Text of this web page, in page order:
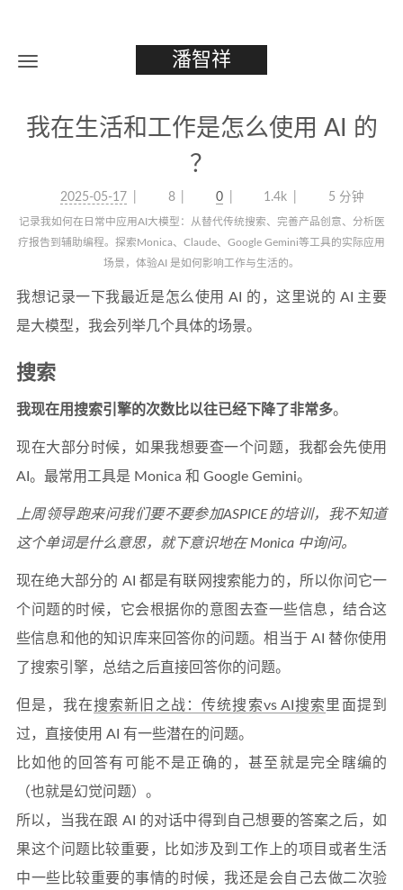
潘智祥
我在生活和工作是怎么使用 AI 的
？
2025-05-17 8 0 1.4k 5 分钟
记录我如何在日常中应用AI大模型：从替代传统搜索、完善产品创意、分析医
疗报告到辅助编程。探索Monica、Claude、Google Gemini等工具的实际应用
场景，体验AI 是如何影响工作与生活的。
我想记录一下我最近是怎么使用 AI 的，这里说的 AI 主要
是大模型，我会列举几个具体的场景。
搜索
我现在用搜索引擎的次数比以往已经下降了非常多。
现在大部分时候，如果我想要查一个问题，我都会先使用
AI。最常用工具是 Monica 和 Google Gemini。
上周领导跑来问我们要不要参加ASPICE的培训，我不知道
这个单词是什么意思，就下意识地在 Monica 中询问。
现在绝大部分的 AI 都是有联网搜索能力的，所以你问它一
个问题的时候，它会根据你的意图去查一些信息，结合这
些信息和他的知识库来回答你的问题。相当于 AI 替你使用
了搜索引擎，总结之后直接回答你的问题。
但是，我在搜索新旧之战：传统搜索vs AI搜索 里面提到
过，直接使用 AI 有一些潜在的问题。
比如他的回答有可能不是正确的，甚至就是完全瞎编的
（也就是幻觉问题）。
所以，当我在跟 AI 的对话中得到自己想要的答案之后，如
果这个问题比较重要，比如涉及到工作上的项目或者生活
中一些比较重要的事情的时候，我还是会自己去做二次验